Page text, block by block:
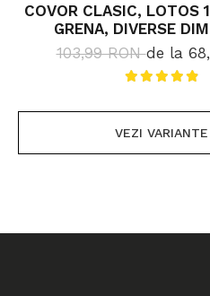
COVOR CLASIC, LOTOS
GRENA, DIVERSE
103,99 RONde la
VEZI VARIANTE